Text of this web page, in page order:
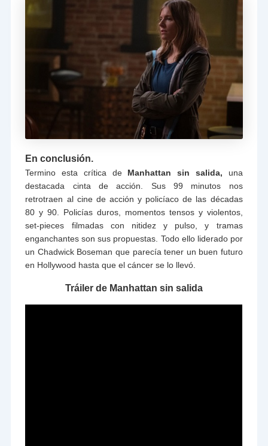
En conclusión.
Termino esta crítica de Manhattan sin salida, una
destacada cinta de acción. Sus 99 minutos nos
retrotraen al cine de acción y policíaco de las décadas
80 y 90. Policías duros, momentos tensos y violentos,
set-pieces filmadas con nitidez y pulso, y tramas
enganchantes son sus propuestas. Todo ello liderado por
un Chadwick Boseman que parecía tener un buen futuro
en Hollywood hasta que el cáncer se lo llevó.
Tráiler de Manhattan sin salida